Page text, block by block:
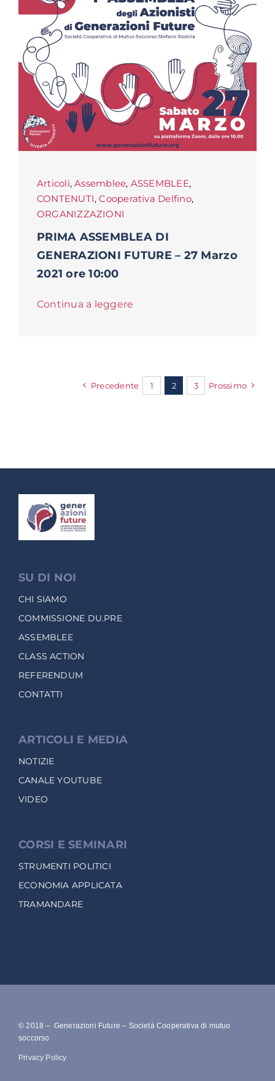
Articoli,Assemblee, ASSEMBLEE,
CONTENUTI,Cooperativa Delfino,
ORGANIZZAZIONI
PRIMA ASSEMBLEA DI
GENERAZIONI FUTURE – 27 Marzo
2021 ore 10:00
Continua a leggere
Precedente 1 2 3 Prossimo
SU DI NOI
CHI SIAMO
COMMISSIONE DU.PRE
ASSEMBLEE
CLASS ACTION
REFERENDUM
CONTATTI
ARTICOLI E MEDIA
NOTIZIE
CANALE YOUTUBE
VIDEO
CORSI E SEMINARI
STRUMENTI POLITICI
ECONOMIA APPLICATA
TRAMANDARE
© 2018 – Generazioni Future – Società Cooperativa di mutuo
soccorso
Privacy Policy